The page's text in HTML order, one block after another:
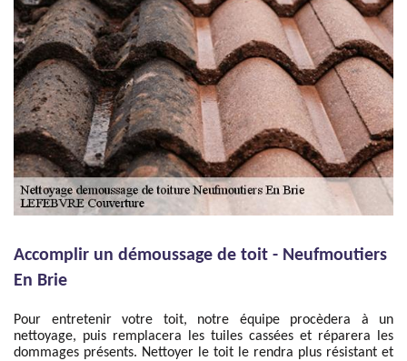
Accomplir un démoussage de toit - Neufmoutiers
En Brie
Pour entretenir votre toit, notre équipe procèdera à un
nettoyage, puis remplacera les tuiles cassées et réparera les
dommages présents. Nettoyer le toit le rendra plus résistant et